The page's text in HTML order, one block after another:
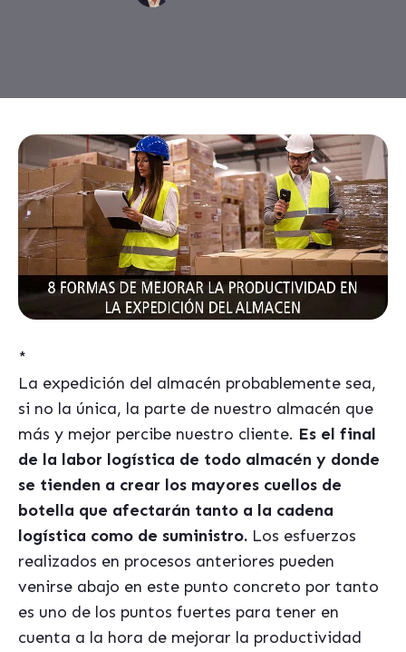
*
La expedición del almacén probablemente sea,
si no la única, la parte de nuestro almacén que
más y mejor percibe nuestro cliente. Es el final
de la labor logística de todo almacén y donde
se tienden a crear los mayores cuellos de
botella que afectarán tanto a la cadena
logística como de suministro. Los esfuerzos
realizados en procesos anteriores pueden
venirse abajo en este punto concreto por tanto
es uno de los puntos fuertes para tener en
cuenta a la hora de mejorar la productividad